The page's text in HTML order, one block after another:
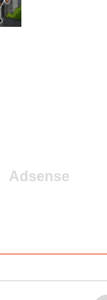
Adsense